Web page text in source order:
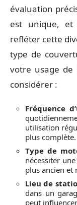
évaluation
est unique, et
refléter cette
type de
votre usage de
considérer :
Fréquence
utilisation
plus complète.
Type de
nécessiter
plus ancien et
Lieu de
dans un
peut